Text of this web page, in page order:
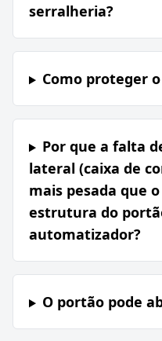
serralheria?
Como proteger
Por que a falta
lateral (caixa de
mais pesada que
estrutura do
automatizador?
O portão pode